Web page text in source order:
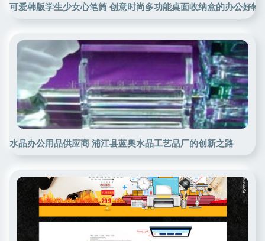
可爱韩版学生少女心笔筒 创意时尚多功能桌面收纳盒的办公好物
水晶办公用品供应商 浦江县蓝奥水晶工艺品厂的创新之路